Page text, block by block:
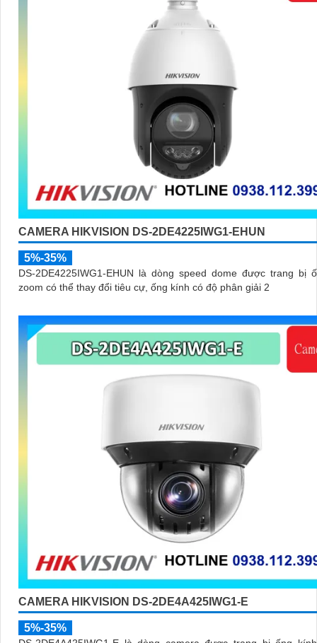
CAMERA HIKVISION DS-2DE4225IWG1-EHUN
5%-35%
DS-2DE4225IWG1-EHUN là dòng speed dome được trang bị
zoom có thể thay đổi tiêu cự, ống kính có độ phân giải 2
CAMERA HIKVISION DS-2DE4A425IWG1-E
5%-35%